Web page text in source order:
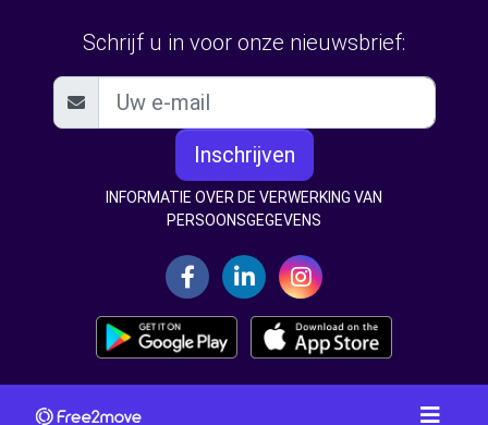
Schrijf u in voor onze nieuwsbrief:
Inschrijven
INFORMATIE OVER DE VERWERKING VAN
PERSOONSGEGEVENS